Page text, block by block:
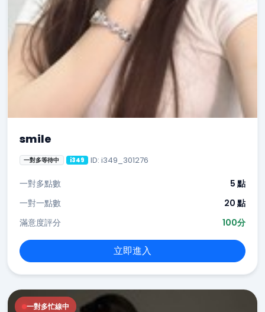
smile
一對多等待中 i349 ID: i349_301276
一對多點數
5 點
一對一點數
20 點
滿意度評分
100分
立即進入
一對多忙線中